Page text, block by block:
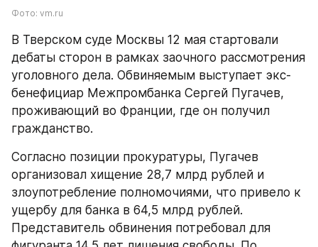
Фото: vm.ru
В Тверском суде Москвы 12 мая стартовали
дебаты сторон в рамках заочного рассмотрения
уголовного дела. Обвиняемым выступает экс-
бенефициар Межпромбанка Сергей Пугачев,
проживающий во Франции, где он получил
гражданство.
Согласно позиции прокуратуры, Пугачев
организовал хищение 28,7 млрд рублей и
злоупотребление полномочиями, что привело к
ущербу для банка в 64,5 млрд рублей.
Представитель обвинения потребовал для